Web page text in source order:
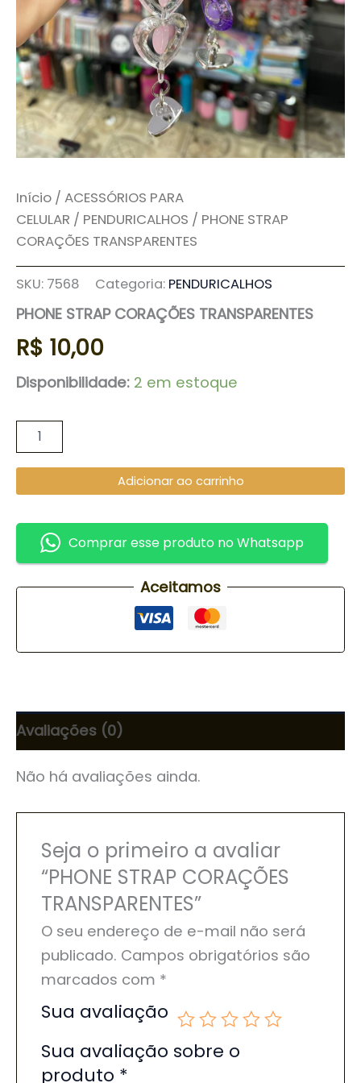
Início / ACESSÓRIOS PARA
CELULAR / PENDURICALHOS / PHONE STRAP
CORAÇÕES TRANSPARENTES
SKU: 7568 Categoria: PENDURICALHOS
PHONE STRAP CORAÇÕES TRANSPARENTES
R$ 10,00
Disponibilidade: 2 em estoque
Adicionar ao carrinho
Comprar esse produto no Whatsapp
Aceitamos
Avaliações (0)
Não há avaliações ainda.
Seja o primeiro a avaliar
“PHONE STRAP CORAÇÕES
TRANSPARENTES”
O seu endereço de e-mail não será
publicado. Campos obrigatórios são
marcados com *
Sua avaliação
Sua avaliação sobre o
produto *